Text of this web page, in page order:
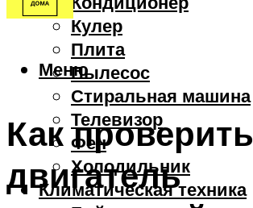
Кулер
Плита
Пылесос
Стиральная машина
Телевизор
Фен
Холодильник
Климатическая техника
Меню
Как проверить
двигатель